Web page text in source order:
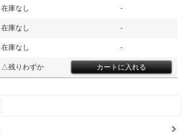
在庫なし
-
在庫なし
-
在庫なし
-
△残りわずか